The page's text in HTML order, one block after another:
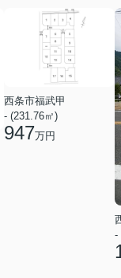
西条市福武甲
- (231.76㎡)
947万円
-